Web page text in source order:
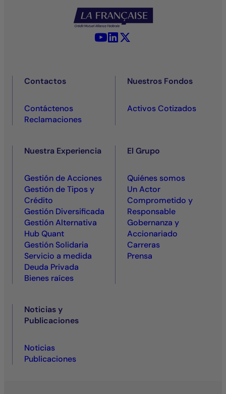
YouTube - La Française
LinkedIn - La Française
Contactos
Contáctenos
Reclamaciones
Nuestros Fondos
Activos Cotizados
Nuestra Experiencia
Gestión de Acciones
Gestión de Tipos y
Crédito
Gestión Diversificada
Gestión Alternativa
Hub Quant
Gestión Solidaria
Servicio a medida
Deuda Privada
Bienes raíces
El Grupo
Quiénes somos
Un Actor
Comprometido y
Responsable
Gobernanza y
Accionariado
Carreras
Prensa
Noticias y
Publicaciones
Noticias
Publicaciones